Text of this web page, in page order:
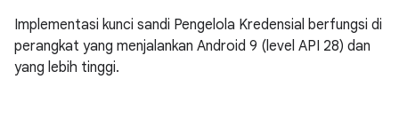
Implementasi kunci sandi Pengelola Kredensial berfungsi di
perangkat yang menjalankan Android 9 (level API 28) dan
yang lebih tinggi.